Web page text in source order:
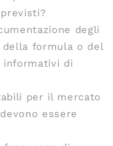
degli
formula o del
informativi di
per il mercato
essere